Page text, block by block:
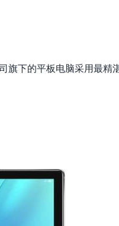
旗下的平板电脑采用最精